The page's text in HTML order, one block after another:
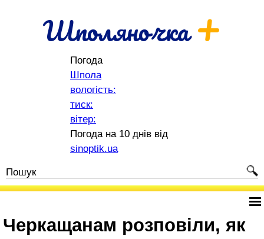
Шполяночка+
Погода
Шпола
вологість:
тиск:
вітер:
Погода на 10 днів від
sinoptik.ua
Черкащанам розповіли, як